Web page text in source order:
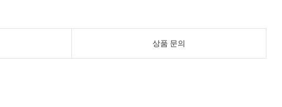
상품 문의